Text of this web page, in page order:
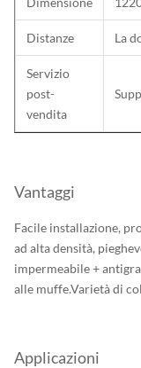
Distanze La
Servizio
post-
vendita
Vantaggi
Facile installazione,
ad alta densità,
impermeabile +
alle muffe.Varietà di
Applicazioni